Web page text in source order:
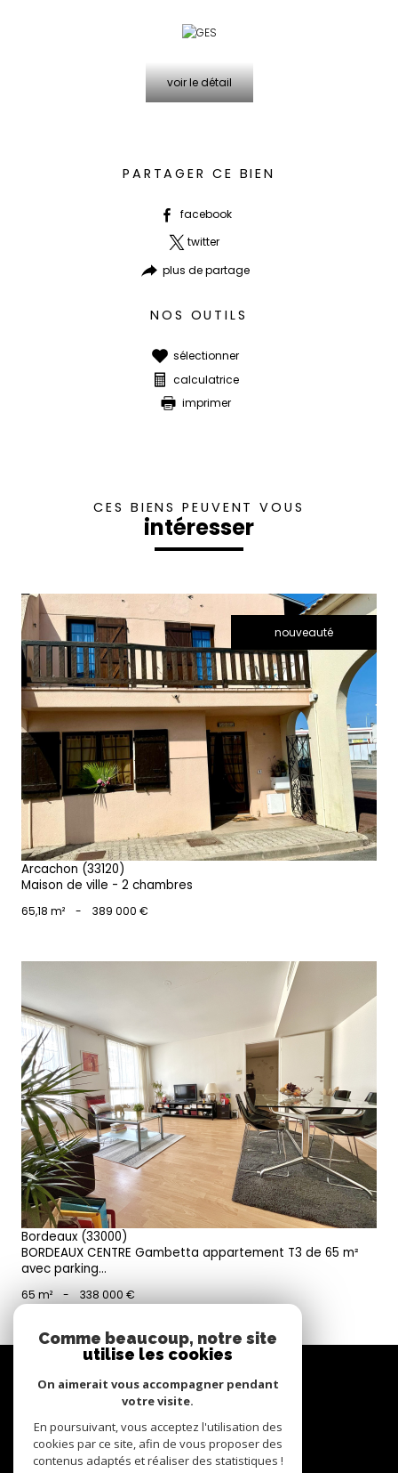
voir le détail
PARTAGER CE BIEN
facebook
twitter
plus de partage
NOS OUTILS
sélectionner
calculatrice
imprimer
CES BIENS PEUVENT VOUS
intéresser
nouveauté
voir le bien
Arcachon (33120)
Maison de ville - 2 chambres
65,18 m² - 389 000 €
voir le bien
Bordeaux (33000)
BORDEAUX CENTRE Gambetta appartement T3 de 65 m²
avec parking...
65 m² - 338 000 €
Se
connecter
espace propriétaire
Nous
Comme beaucoup, notre site
utilise les cookies
On aimerait vous accompagner pendant
votre visite.
En poursuivant, vous acceptez l'utilisation des
cookies par ce site, afin de vous proposer des
contenus adaptés et réaliser des statistiques !